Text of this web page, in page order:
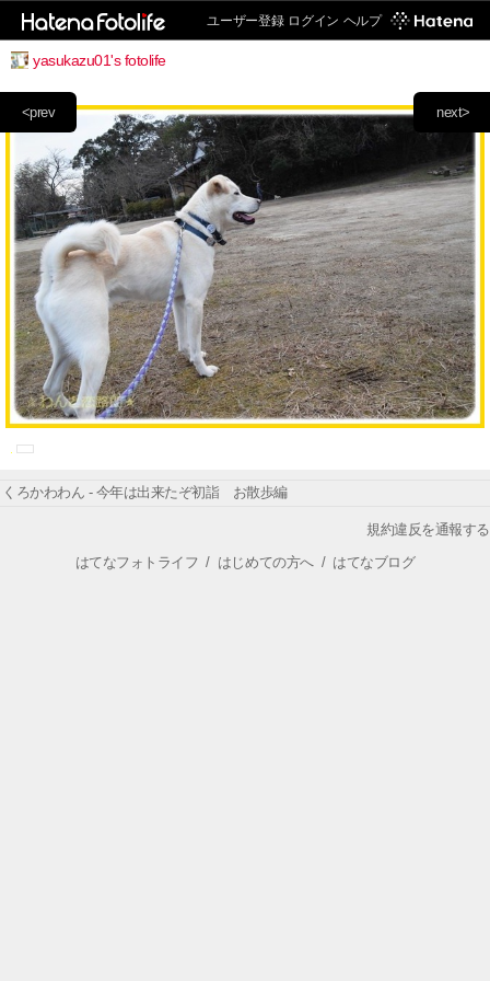
ユーザー登録 ログイン ヘルプ
yasukazu01's fotolife
next>
<prev
くろかわわん - 今年は出来たぞ初詣 お散歩編
規約違反を通報する
はてなフォトライフ / はじめての方へ/ はてなブログ